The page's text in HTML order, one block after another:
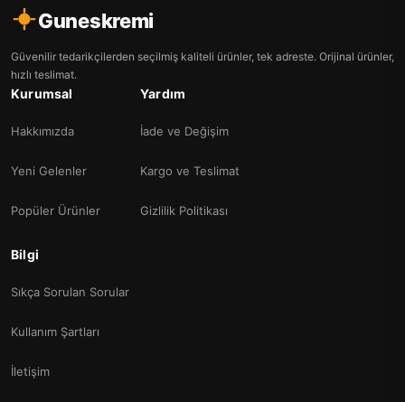
Guneskremi
Güvenilir tedarikçilerden seçilmiş kaliteli ürünler, tek adreste. Orijinal ürünler,
hızlı teslimat.
Kurumsal
Hakkımızda
Yeni Gelenler
Popüler Ürünler
Yardım
İade ve Değişim
Kargo ve Teslimat
Gizlilik Politikası
Bilgi
Sıkça Sorulan Sorular
Kullanım Şartları
İletişim